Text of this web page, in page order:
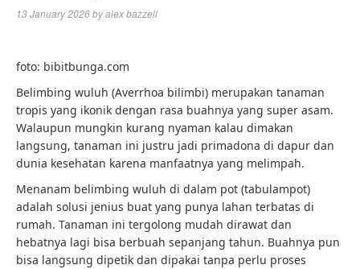
13 January 2026byalex bazzell
foto: bibitbunga.com
Belimbing wuluh (Averrhoa bilimbi) merupakan tanaman
tropis yang ikonik dengan rasa buahnya yang super asam.
Walaupun mungkin kurang nyaman kalau dimakan
langsung, tanaman ini justru jadi primadona di dapur dan
dunia kesehatan karena manfaatnya yang melimpah.
Menanam belimbing wuluh di dalam pot (tabulampot)
adalah solusi jenius buat yang punya lahan terbatas di
rumah. Tanaman ini tergolong mudah dirawat dan
hebatnya lagi bisa berbuah sepanjang tahun. Buahnya pun
bisa langsung dipetik dan dipakai tanpa perlu proses